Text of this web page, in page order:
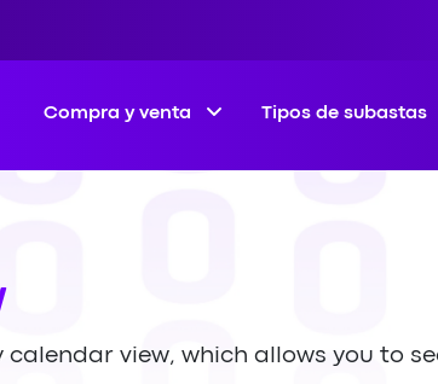
Compra y venta Tipos de subastas
calendar view, which allows you to